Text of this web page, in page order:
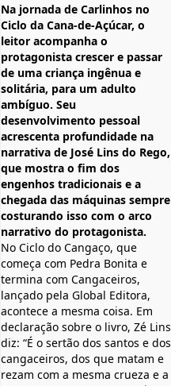
Na jornada de Carlinhos no
Ciclo da Cana-de-Açúcar, o
leitor acompanha o
protagonista crescer e passar
de uma criança ingênua e
solitária, para um adulto
ambíguo. Seu
desenvolvimento pessoal
acrescenta profundidade na
narrativa de José Lins do Rego,
que mostra o fim dos
engenhos tradicionais e a
chegada das máquinas sempre
costurando isso com o arco
narrativo do protagonista.
No Ciclo do Cangaço, que
começa com Pedra Bonita e
termina com Cangaceiros,
lançado pela Global Editora,
acontece a mesma coisa. Em
declaração sobre o livro, Zé Lins
diz: “É o sertão dos santos e dos
cangaceiros, dos que matam e
rezam com a mesma crueza e a